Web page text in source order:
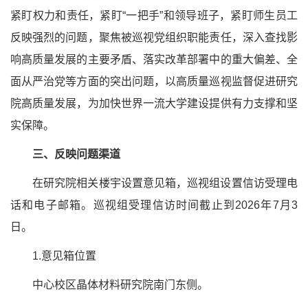
紧盯权力和责任，紧盯“一把手”和领导班子，紧盯师生员工
反映强烈的问题，聚焦被巡视党组织职能责任，深入查找影
响高质量发展的主要矛盾、落实改革部署中的重大偏差、全
面从严治党等方面的突出问题，以高质量巡视监督促进研究
院高质量发展，为加快世界一流大学建设提供有力支撑和坚
实保障。
三、反映问题渠道
在研究院相关楼宇设置意见箱，巡视组设置信访受理电
话和电子邮箱。巡视组受理信访时间截止到2026年7月3
日。
1.意见箱位置
中心校区晶体材料研究院南门东侧。